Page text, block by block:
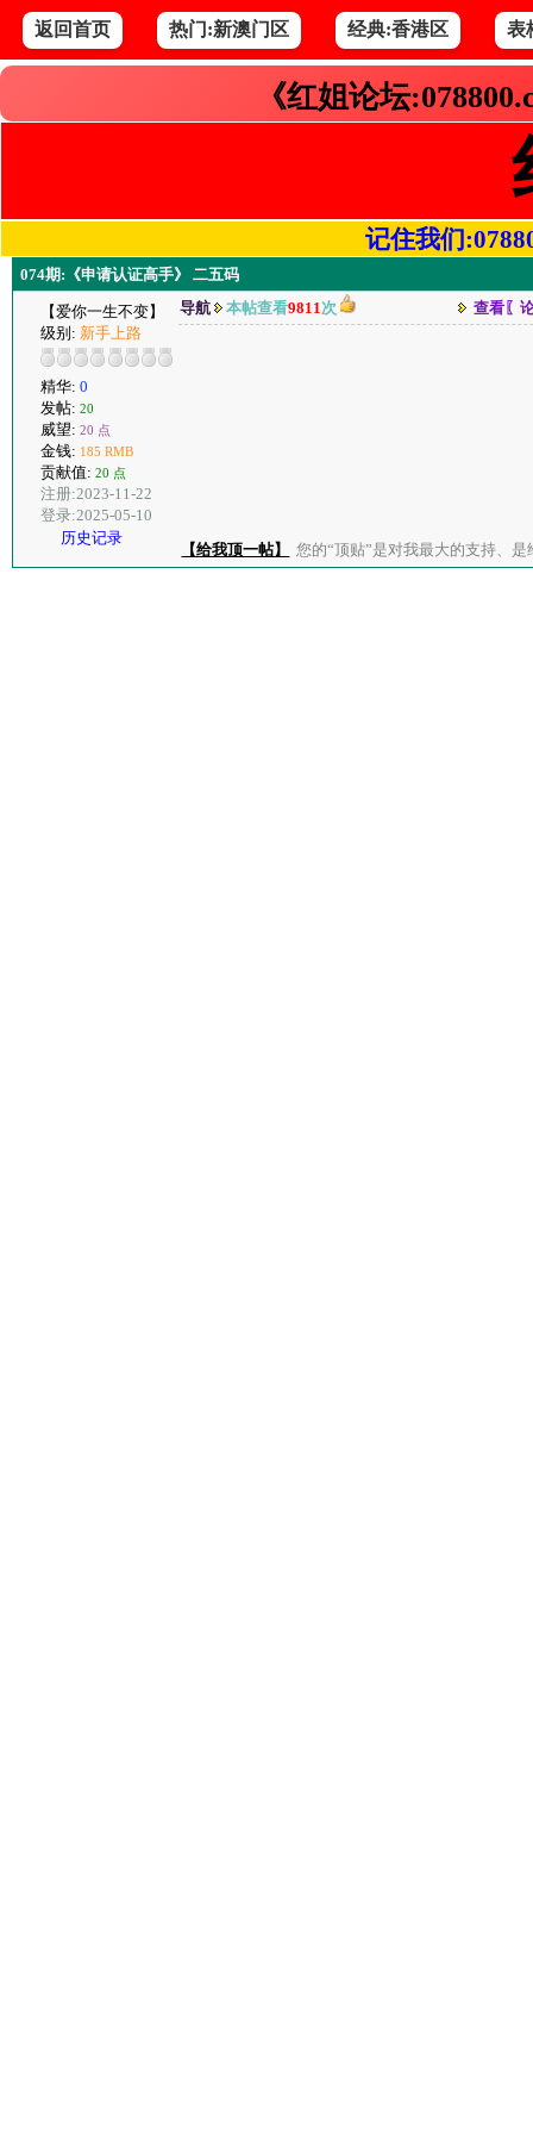
返回首页 热门:新澳门区 经典:香港区 表
《红姐论坛
记住我们
074期:《申请认证高手》 二五码
【爱你一生不变】
级别: 新手上路
精华: 0
发帖: 20
威望: 20 点
金钱: 185 RMB
贡献值: 20 点
注册:2023-11-22
登录:2025-05-10
历史记录
导航 本帖查看9811次 查看〖
【给我顶一帖】 您的“顶贴”是对我最大的支持、